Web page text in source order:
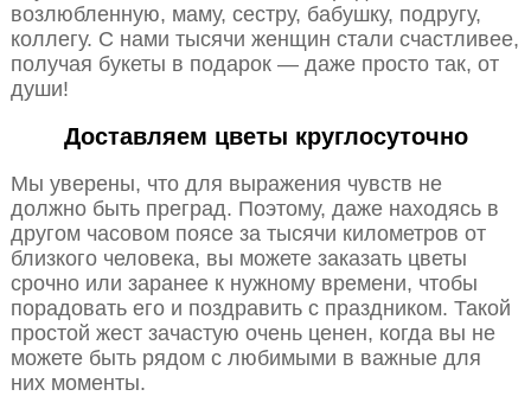
возлюбленную, маму, сестру, бабушку, подругу,
коллегу. С нами тысячи женщин стали счастливее,
получая букеты в подарок — даже просто так, от
души!
Доставляем цветы круглосуточно
Мы уверены, что для выражения чувств не
должно быть преград. Поэтому, даже находясь в
другом часовом поясе за тысячи километров от
близкого человека, вы можете заказать цветы
срочно или заранее к нужному времени, чтобы
порадовать его и поздравить с праздником. Такой
простой жест зачастую очень ценен, когда вы не
можете быть рядом с любимыми в важные для
них моменты.